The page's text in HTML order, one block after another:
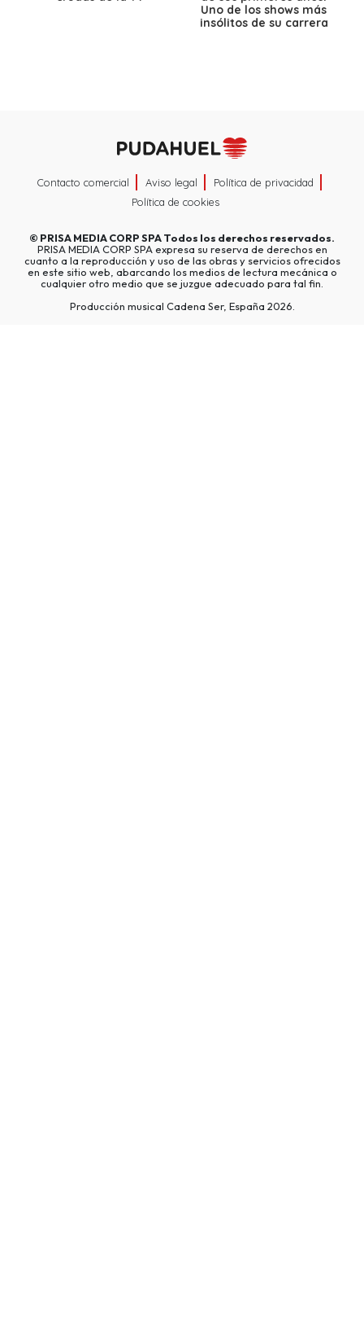
Uno de los shows más
insólitos de su carrera
Contacto comercial Aviso legal
Política de privacidad
Política de cookies
© PRISA MEDIA CORP SPATodos los derechos reservados.
PRISA MEDIA CORP SPA expresa su reserva de derechos en
cuanto a la reproducción y uso de las obras y servicios ofrecidos
en este sitio web, abarcando los medios de lectura mecánica o
cualquier otro medio que se juzgue adecuado para tal fin.
Producción musical Cadena Ser, España 2026.